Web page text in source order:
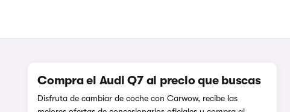
Compra el Audi Q7 al precio que buscas
Disfruta de cambiar de coche con Carwow, recibe las